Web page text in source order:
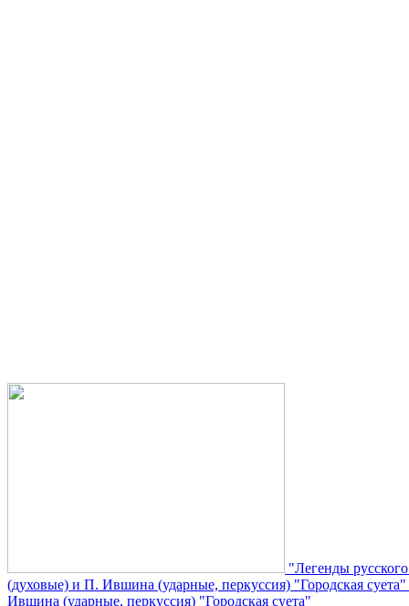
"Легенды
(духовые) и П. Ившина (ударные, перкуссия) "Городская суета"
Ившина (ударные, перкуссия) "Городская суета"